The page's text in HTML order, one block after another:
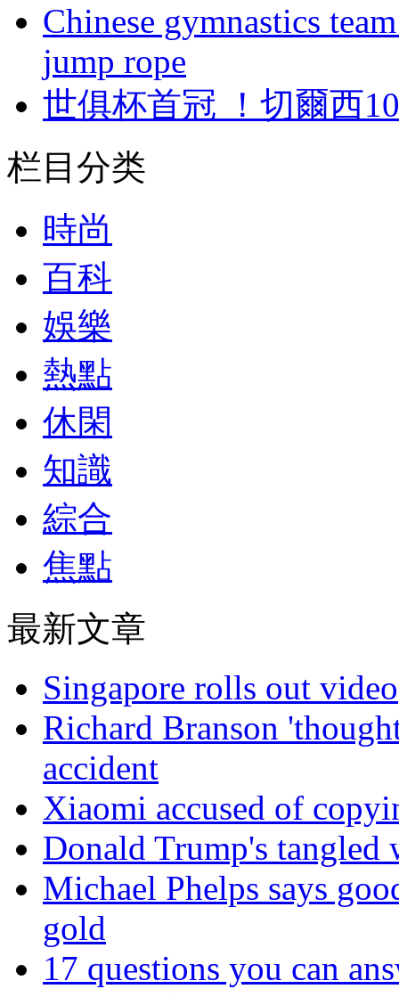
Chinese gymnastics
jump rope
世俱杯首冠 ！切爾
栏目分类
時尚
百科
娛樂
熱點
休閑
知識
綜合
焦點
最新文章
Singapore rolls out video
Richard Branson
accident
Xiaomi accused of
Donald Trump's tangled
Michael Phelps says
gold
17 questions you can